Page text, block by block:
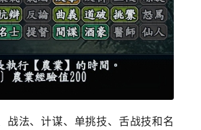
法、计谋、单挑技、舌战技和名